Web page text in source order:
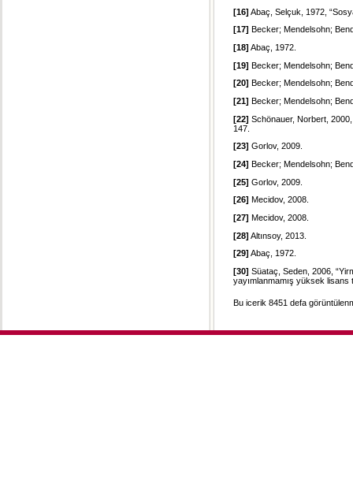
[16] Abaç, Selçuk, 1972,
[17] Becker; Mendelsohn;
[18] Abaç, 1972.
[19] Becker; Mendelsohn;
[20] Becker; Mendelsohn;
[21] Becker; Mendelsohn;
[22] Schönauer, Norbert,
147.
[23] Gorlov, 2009.
[24] Becker; Mendelsohn;
[25] Gorlov, 2009.
[26] Mecidov, 2008.
[27] Mecidov, 2008.
[28] Altınsoy, 2013.
[29] Abaç, 1972.
[30] Süataç, Seden, 2006,
yayımlanmamış yüksek
Bu icerik 8451 defa